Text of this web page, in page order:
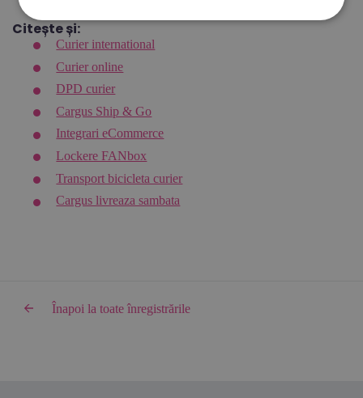
Citește și:
Curier international
Curier online
DPD curier
Cargus Ship & Go
Integrari eCommerce
Lockere FANbox
Transport bicicleta curier
Cargus livreaza sambata
Înapoi la toate înregistrările